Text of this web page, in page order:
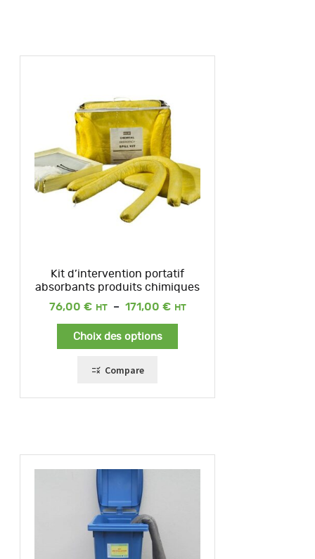
Kit d’intervention portatif
absorbants produits chimiques
76,00 € – 171,00 €
Plage
Choix des options
Compare